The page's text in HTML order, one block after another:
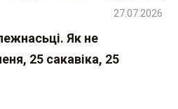
Як не
25 сакавіка, 25
27.07.2026